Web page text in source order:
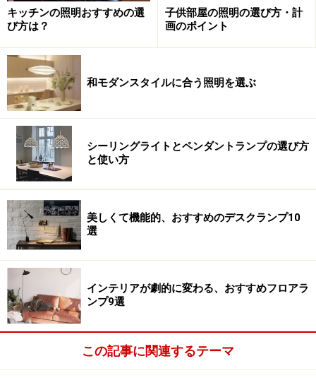
※記事内容は執筆時点のものです。最新の内容をご確認くださ
い。
キッチンの照明おすすめの選
び方は？
子供部屋の照明の選び方・計
画のポイント
和モダンスタイルに合う照明を選ぶ
シーリングライトとペンダントランプの選び方
と使い方
美しくて機能的、おすすめのデスクランプ10
選
インテリアが劇的に変わる、おすすめフロアラ
ンプ9選
この記事に関連するテーマ